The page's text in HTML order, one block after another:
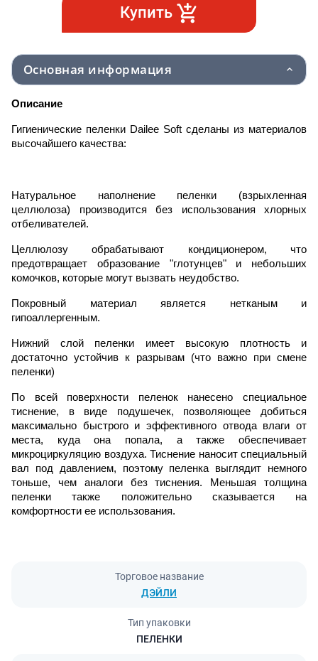
Купить
Основная информация
Описание
Гигиенические пеленки Dailee Soft сделаны из материалов
высочайшего качества:
Натуральное наполнение пеленки (взрыхленная
целлюлоза) производится без использования хлорных
отбеливателей.
Целлюлозу обрабатывают кондиционером, что
предотвращает образование "глотунцев" и небольших
комочков, которые могут вызвать неудобство.
Покровный материал является нетканым и
гипоаллергенным.
Нижний слой пеленки имеет высокую плотность и
достаточно устойчив к разрывам (что важно при смене
пеленки)
По всей поверхности пеленок нанесено специальное
тиснение, в виде подушечек, позволяющее добиться
максимально быстрого и эффективного отвода влаги от
места, куда она попала, а также обеспечивает
микроциркуляцию воздуха. Тиснение наносит специальный
вал под давлением, поэтому пеленка выглядит немного
тоньше, чем аналоги без тиснения. Меньшая толщина
пеленки также положительно сказывается на
комфортности ее использования.
Торговое название
ДЭЙЛИ
Тип упаковки
ПЕЛЕНКИ